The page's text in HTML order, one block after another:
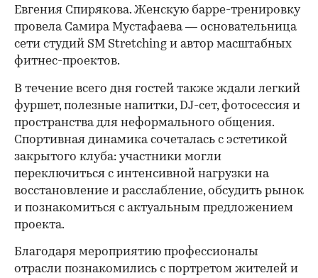
Евгения Спирякова. Женскую барре-тренировку
провела Самира Мустафаева — основательница
сети студий SM Stretching и автор масштабных
фитнес-проектов.
В течение всего дня гостей также ждали легкий
фуршет, полезные напитки, DJ-сет, фотосессия и
пространства для неформального общения.
Спортивная динамика сочеталась с эстетикой
закрытого клуба: участники могли
переключиться с интенсивной нагрузки на
восстановление и расслабление, обсудить рынок
и познакомиться с актуальным предложением
проекта.
Благодаря мероприятию профессионалы
отрасли познакомились с портретом жителей и